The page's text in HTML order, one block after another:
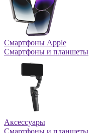
Смартфоны Apple
Смартфоны и планшеты
Аксессуары
Смартфоны и планшеты